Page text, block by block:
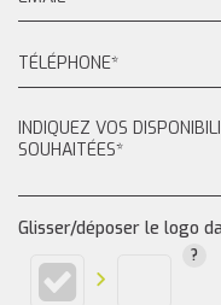
Glisser/déposer le logo